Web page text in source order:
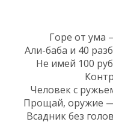
Горе от ума
Али-баба и 40
Не имей 100
Человек с
Прощай, оружие —
Всадник без